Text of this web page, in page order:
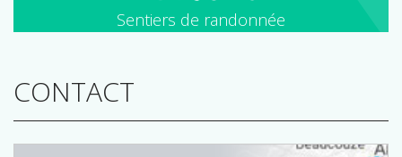
Sentiers de randonnée
CONTACT